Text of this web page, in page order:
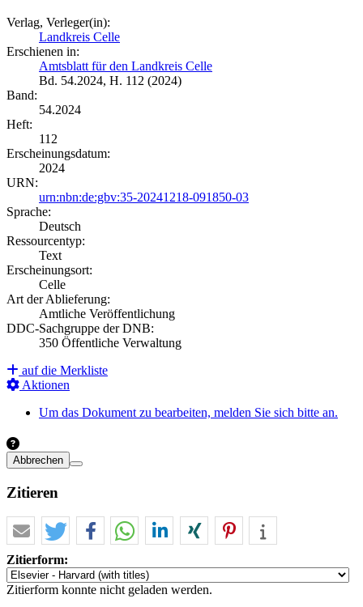
Verlag, Verleger(in):
Landkreis Celle
Erschienen in:
Amtsblatt für den Landkreis Celle
Bd. 54.2024, H. 112 (2024)
Band:
54.2024
Heft:
112
Erscheinungsdatum:
2024
URN:
urn:nbn:de:gbv:35-20241218-091850-03
Sprache:
Deutsch
Ressourcentyp:
Text
Erscheinungsort:
Celle
Art der Ablieferung:
Amtliche Veröffentlichung
DDC-Sachgruppe der DNB:
350 Öffentliche Verwaltung
auf die Merkliste
Aktionen
Um das Dokument zu bearbeiten, melden Sie sich bitte an.
Abbrechen
Zitieren
Zitierform:
Zitierform konnte nicht geladen werden.